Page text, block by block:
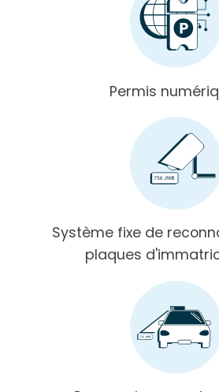
Permis
Système fixe de
plaques